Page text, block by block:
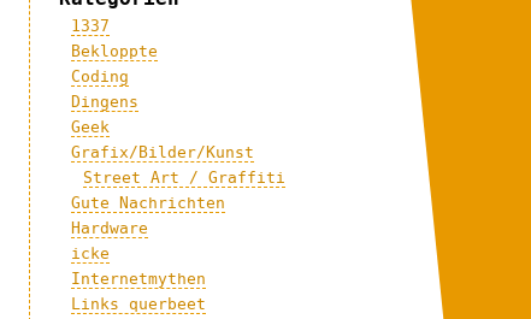
1337
Bekloppte
Coding
Dingens
Geek
Grafix/Bilder/Kunst
Street Art / Graffiti
Gute Nachrichten
Hardware
icke
Internetmythen
Links querbeet